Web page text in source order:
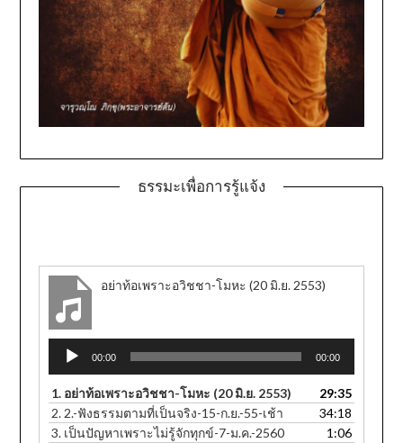
ธรรมะเพื่อการรู้แจ้ง
อย่าท้อเพราะอวิชชา-โมหะ (20 มิ.ย. 2553)
Audio
Player
00:00 00:00
1. อย่าท้อเพราะอวิชชา-โมหะ (20 มิ.ย. 2553)
29:35
2. 2.-ฟังธรรมตามที่เป็นจริง-15-ก.ย.-55-เช้า
34:18
3. เป็นปัญหาเพราะไม่รู้จักทุกข์-7-ม.ค.-2560
1:06